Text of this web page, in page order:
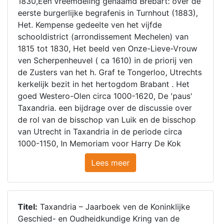
eerste burgerlijke begrafenis in Turnhout (1883),
Het. Kempense gedeelte ven het vijfde
schooldistrict (arrondissement Mechelen) van
1815 tot 1830, Het beeld ven Onze-Lieve-Vrouw
ven Scherpenheuvel ( ca 1610) in de priorij ven
de Zusters van het h. Graf te Tongerloo, Utrechts
kerkelijk bezit in het hertogdom Brabant . Het
goed Westero-Olen circa 1000-1620, De 'paus'
Taxandria. een bijdrage over de discussie over
de rol van de bisschop van Luik en de bisschop
van Utrecht in Taxandria in de periode circa
1000-1150, In Memoriam voor Harry De Kok
Lees meer
Titel: Taxandria – Jaarboek ven de Koninklijke
Geschied- en Oudheidkundige Kring van de